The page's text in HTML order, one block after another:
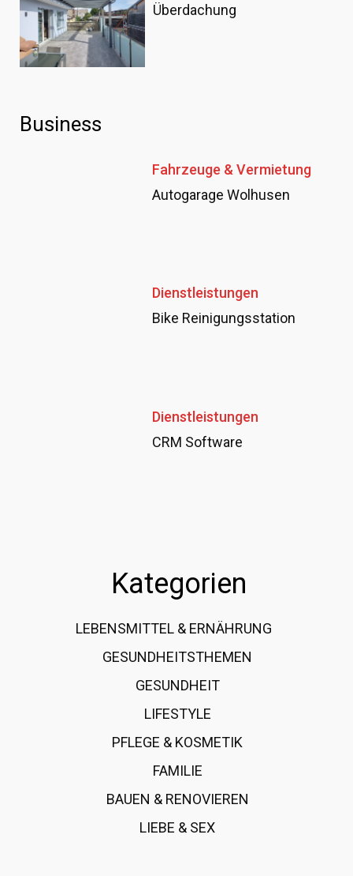
Überdachung
Business
Fahrzeuge & Vermietung
Autogarage Wolhusen
Dienstleistungen
Bike Reinigungsstation
Dienstleistungen
CRM Software
Kategorien
LEBENSMITTEL & ERNÄHRUNG
GESUNDHEITSTHEMEN
GESUNDHEIT
LIFESTYLE
PFLEGE & KOSMETIK
FAMILIE
BAUEN & RENOVIEREN
LIEBE & SEX